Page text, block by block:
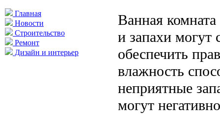
Главная
Новости
Строительство
Ремонт
Дизайн и интерьер
Ванная
и запахи могут
обеспечить
влажность
неприятные
могут